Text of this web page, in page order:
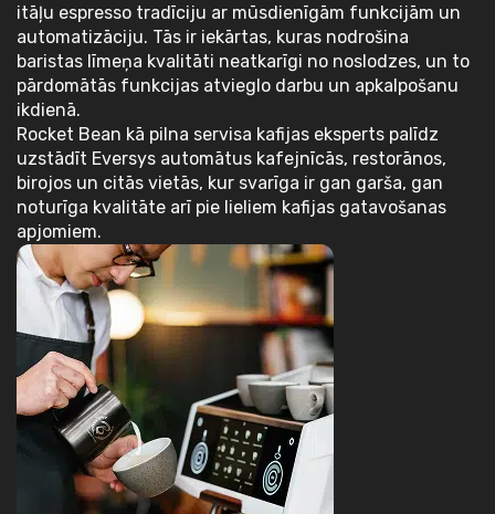
itāļu espresso tradīciju ar mūsdienīgām funkcijām un
automatizāciju. Tās ir iekārtas, kuras nodrošina
baristas līmeņa kvalitāti neatkarīgi no noslodzes, un to
pārdomātās funkcijas atvieglo darbu un apkalpošanu
ikdienā.
Rocket Bean kā pilna servisa kafijas eksperts palīdz
uzstādīt Eversys automātus kafejnīcās, restorānos,
birojos un citās vietās, kur svarīga ir gan garša, gan
noturīga kvalitāte arī pie lieliem kafijas gatavošanas
apjomiem.